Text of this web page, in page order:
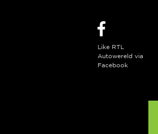
Like RTL
Autowereld via
Facebook